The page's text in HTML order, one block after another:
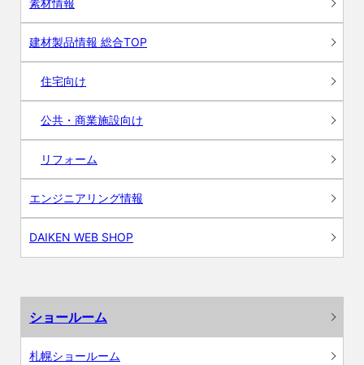
建材製品情報 総合TOP
住宅向け
公共・商業施設向け
リフォーム
エンジニアリング情報
DAIKEN WEB SHOP
ショールーム
札幌ショールーム